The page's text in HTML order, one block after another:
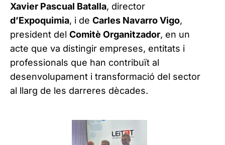
Xavier Pascual Batalla, director
d’Expoquimia, i de Carles Navarro Vigo,
president del Comitè Organitzador, en un
acte que va distingir empreses, entitats i
professionals que han contribuït al
desenvolupament i transformació del sector
al llarg de les darreres dècades.